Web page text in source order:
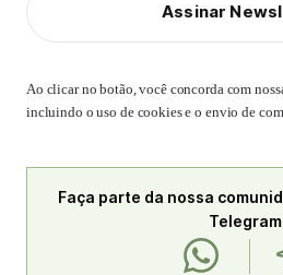
Assinar
Ao clicar no botão, você concorda com
incluindo o uso de cookies e o envio de
Faça parte da nossa
Telegram